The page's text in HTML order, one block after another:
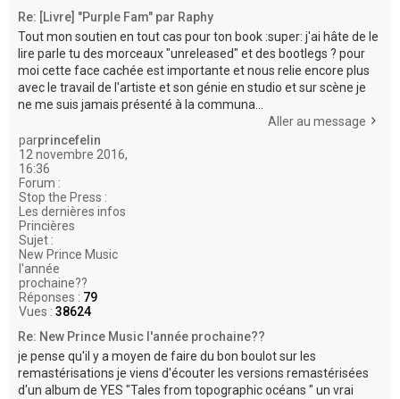
Re: [Livre] "Purple Fam" par Raphy
Tout mon soutien en tout cas pour ton book :super: j'ai hâte de le
lire parle tu des morceaux "unreleased" et des bootlegs ? pour
moi cette face cachée est importante et nous relie encore plus
avec le travail de l'artiste et son génie en studio et sur scène je
ne me suis jamais présenté à la communa...
Aller au message
parprincefelin
12 novembre 2016,
16:36
Forum :
Stop the Press :
Les dernières infos
Princières
Sujet :
New Prince Music
l'année
prochaine??
Réponses : 79
Vues : 38624
Re: New Prince Music l'année prochaine??
je pense qu'il y a moyen de faire du bon boulot sur les
remastérisations je viens d'écouter les versions remastérisées
d'un album de YES "Tales from topographic océans " un vrai